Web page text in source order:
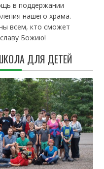
в поддержании
нашего храма.
всем, кто сможет
Божию!
ДЛЯ ДЕТЕЙ